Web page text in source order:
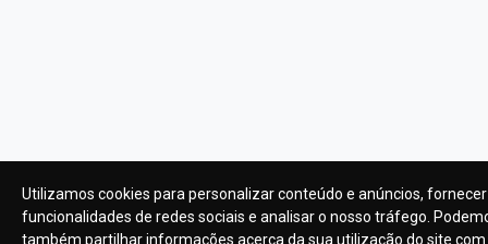
Utilizamos cookies para personalizar conteúdo e anúncios, fornecer
funcionalidades de redes sociais e analisar o nosso tráfego.
também partilhar informações acerca da sua utilização do site com